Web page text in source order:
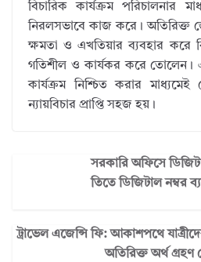
বিচারিক কার্যক্রম পরিচালনার
নিরলসভাবে কাজ করে। অতিরিক্ত
ক্ষমতা ও এখতিয়ার ব্যবহার করে
গতিশীল ও কার্যকর করে
কার্যক্রম নিশ্চিত করার
ন্যায়বিচার প্রাপ্তি সহজ হয়।
সরকারি অফিসে
তিতে ডিজিটাল নম্বর
ট্রাভেল এজেন্সি ফি: আকাশপথে
অতিরিক্ত অর্থ গ্রহণ